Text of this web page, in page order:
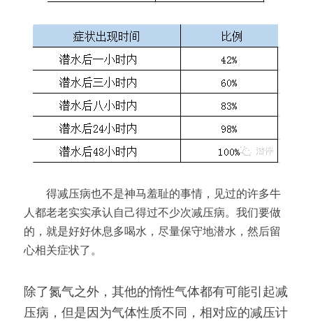
得减压病也不是神马羞耻的事情，见过的许多牛
人都老老实实承认自己得过不少次减压病。我们要做
的，就是好好休息多喝水，尽量保守地潜水，然后留
心相关症状了。
除了氮气之外，其他的惰性气体都有可能引起减
压病，但是因为气体性质不同，相对应的减压计